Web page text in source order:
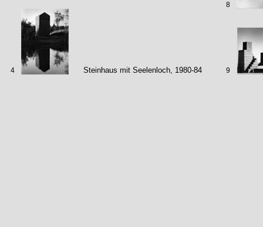
4 Steinhaus mit Seelenloch, 1980-84
8
9